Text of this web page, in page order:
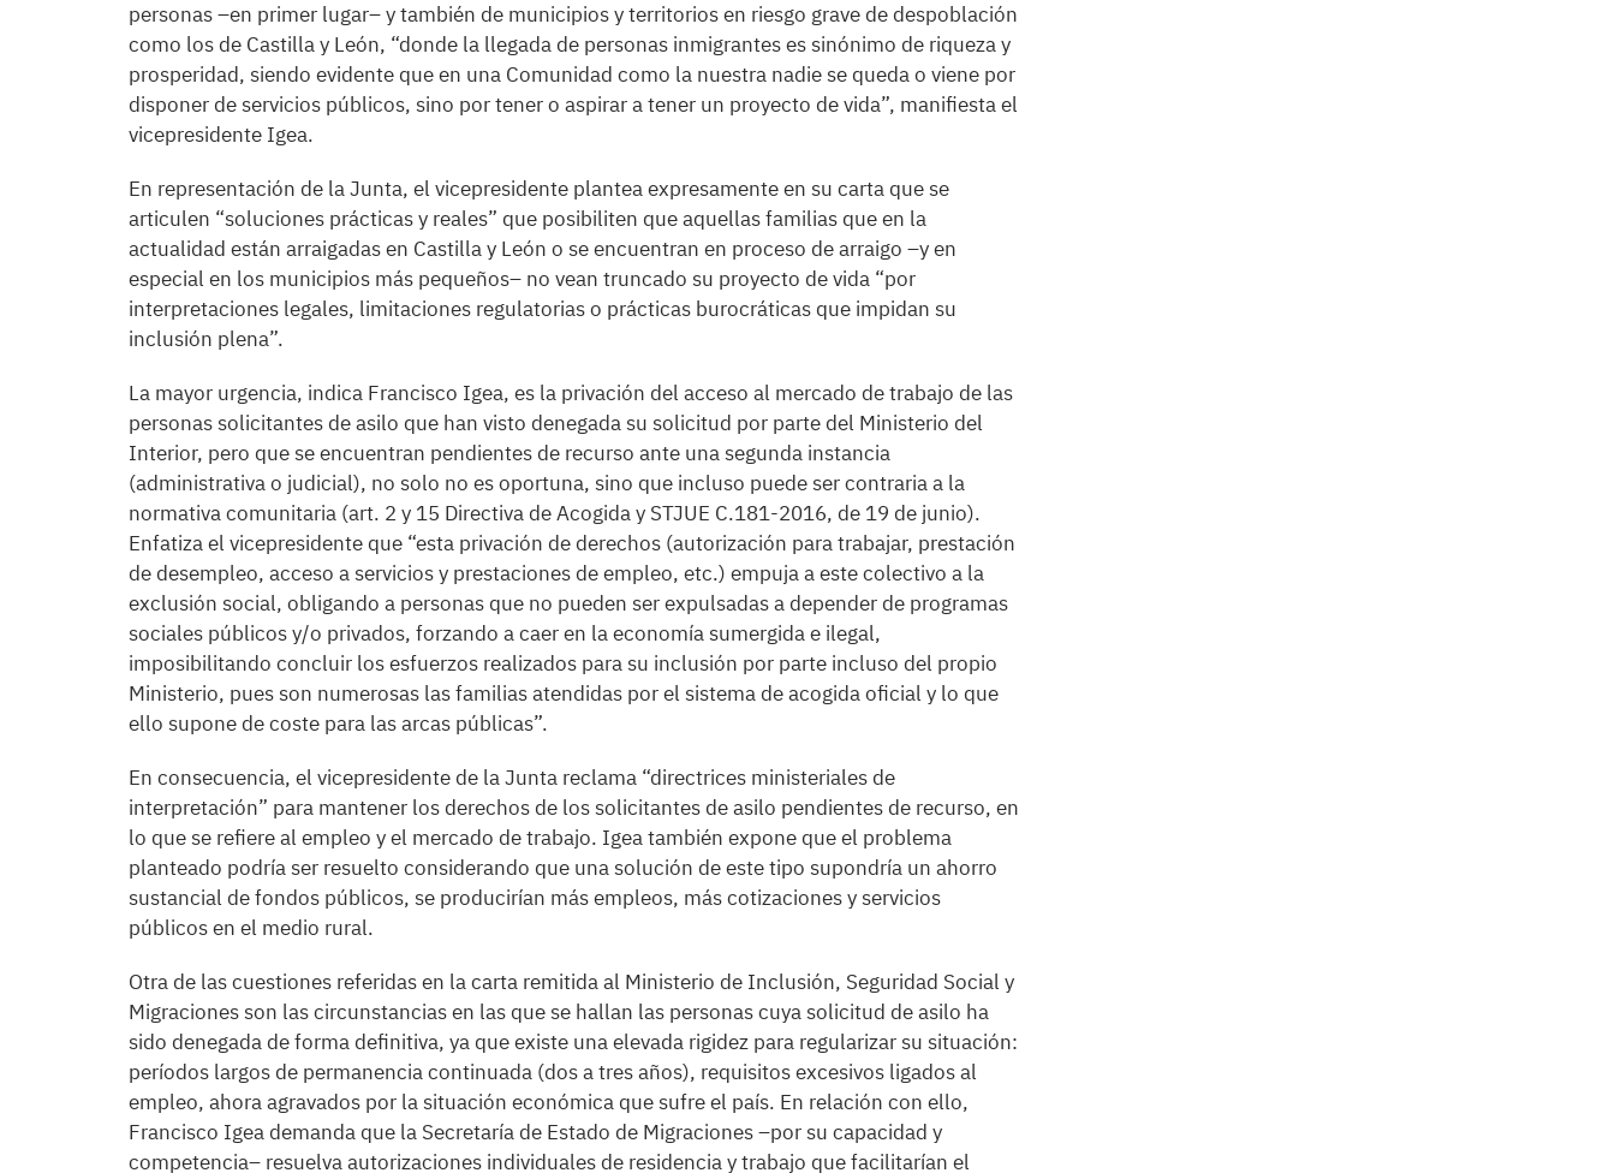
personas –en primer lugar– y también de municipios y territorios en riesgo grave de despoblación
como los de Castilla y León, “donde la llegada de personas inmigrantes es sinónimo de riqueza y
prosperidad, siendo evidente que en una Comunidad como la nuestra nadie se queda o viene por
disponer de servicios públicos, sino por tener o aspirar a tener un proyecto de vida”, manifiesta el
vicepresidente Igea.
En representación de la Junta, el vicepresidente plantea expresamente en su carta que se
articulen “soluciones prácticas y reales” que posibiliten que aquellas familias que en la
actualidad están arraigadas en Castilla y León o se encuentran en proceso de arraigo –y en
especial en los municipios más pequeños– no vean truncado su proyecto de vida “por
interpretaciones legales, limitaciones regulatorias o prácticas burocráticas que impidan su
inclusión plena”.
La mayor urgencia, indica Francisco Igea, es la privación del acceso al mercado de trabajo de las
personas solicitantes de asilo que han visto denegada su solicitud por parte del Ministerio del
Interior, pero que se encuentran pendientes de recurso ante una segunda instancia
(administrativa o judicial), no solo no es oportuna, sino que incluso puede ser contraria a la
normativa comunitaria (art. 2 y 15 Directiva de Acogida y STJUE C.181-2016, de 19 de junio).
Enfatiza el vicepresidente que “esta privación de derechos (autorización para trabajar, prestación
de desempleo, acceso a servicios y prestaciones de empleo, etc.) empuja a este colectivo a la
exclusión social, obligando a personas que no pueden ser expulsadas a depender de programas
sociales públicos y/o privados, forzando a caer en la economía sumergida e ilegal,
imposibilitando concluir los esfuerzos realizados para su inclusión por parte incluso del propio
Ministerio, pues son numerosas las familias atendidas por el sistema de acogida oficial y lo que
ello supone de coste para las arcas públicas”.
En consecuencia, el vicepresidente de la Junta reclama “directrices ministeriales de
interpretación” para mantener los derechos de los solicitantes de asilo pendientes de recurso, en
lo que se refiere al empleo y el mercado de trabajo. Igea también expone que el problema
planteado podría ser resuelto considerando que una solución de este tipo supondría un ahorro
sustancial de fondos públicos, se producirían más empleos, más cotizaciones y servicios
públicos en el medio rural.
Otra de las cuestiones referidas en la carta remitida al Ministerio de Inclusión, Seguridad Social y
Migraciones son las circunstancias en las que se hallan las personas cuya solicitud de asilo ha
sido denegada de forma definitiva, ya que existe una elevada rigidez para regularizar su situación:
períodos largos de permanencia continuada (dos a tres años), requisitos excesivos ligados al
empleo, ahora agravados por la situación económica que sufre el país. En relación con ello,
Francisco Igea demanda que la Secretaría de Estado de Migraciones –por su capacidad y
competencia– resuelva autorizaciones individuales de residencia y trabajo que facilitarían el